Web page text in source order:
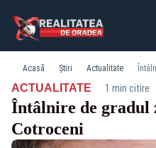
Acasă Știri Actualitate
ACTUALITATE· 1 min citire
Întâlnire de gradul
Cotroceni